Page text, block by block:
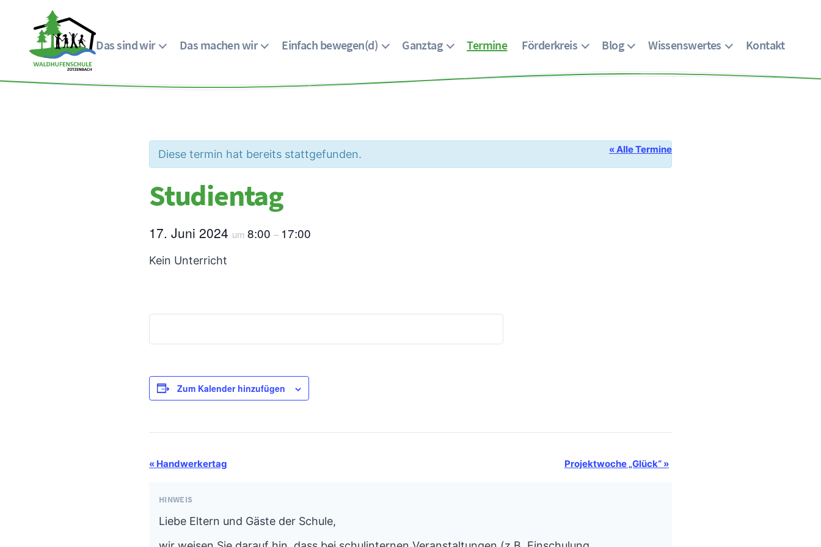
Waldhufenschule
Das sind wir Das machen wir Einfach bewegen(d) Ganztag Termine Förderkreis Blog Wissenswertes Kontakt
Menü
« Alle Termine
Diese termin hat bereits stattgefunden.
Studientag
17. Juni 2024 um 8:00 – 17:00
Kein Unterricht
Zum Kalender hinzufügen
Termin-
« Handwerkertag Projektwoche „Glück“ »
HINWEIS
Liebe Eltern und Gäste der Schule,